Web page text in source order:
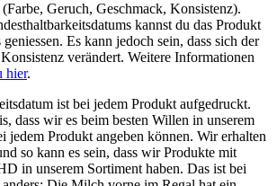
Geruch, Geschmack, Konsistenz).
kannst du das Produkt
Es kann jedoch sein, dass sich der
verändert. Weitere Informationen
hier.
ist bei jedem Produkt aufgedruckt.
dass wir es beim besten Willen in unserem
jedem Produkt angeben können. Wir erhalten
so kann es sein, dass wir Produkte mit
in unserem Sortiment haben. Das ist bei